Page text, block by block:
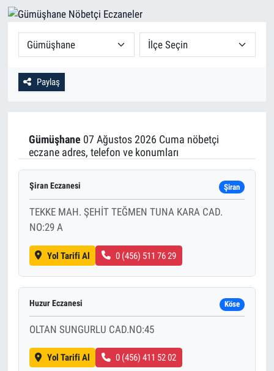
Paylaş
Gümüşhane07 Ağustos 2026 Cuma nöbetçi
eczane adres, telefon ve konumları
Şiran Eczanesi Şiran
TEKKE MAH. ŞEHİT TEĞMEN TUNA KARA CAD.
NO:29 A
Yol Tarifi Al 0 (456) 511 76 29
Huzur Eczanesi Köse
OLTAN SUNGURLU CAD.NO:45
Yol Tarifi Al 0 (456) 411 52 02